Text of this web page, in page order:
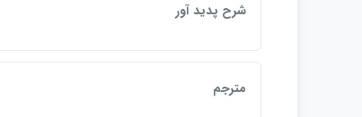
شرح پديد آور
مترجم